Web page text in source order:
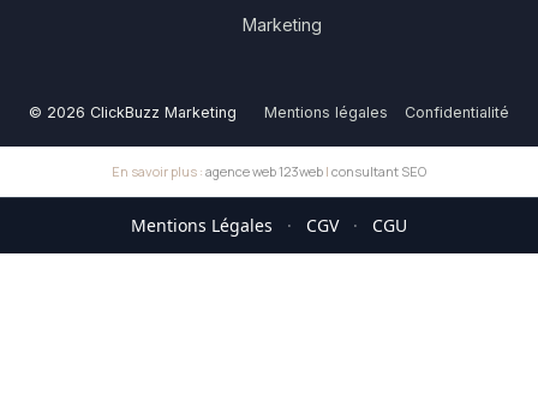
Marketing
© 2026 ClickBuzz Marketing Mentions légales Confidentialité
En savoir plus : agence web 123web | consultant SEO
Mentions Légales · CGV · CGU